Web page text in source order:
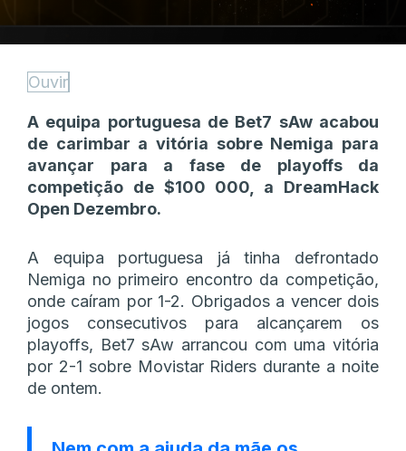
Ouvir
A equipa portuguesa de Bet7 sAw acabou
de carimbar a vitória sobre Nemiga para
avançar para a fase de playoffs da
competição de $100 000, a DreamHack
Open Dezembro.
A equipa portuguesa já tinha defrontado
Nemiga no primeiro encontro da competição,
onde caíram por 1-2. Obrigados a vencer dois
jogos consecutivos para alcançarem os
playoffs, Bet7 sAw arrancou com uma vitória
por 2-1 sobre Movistar Riders durante a noite
de ontem.